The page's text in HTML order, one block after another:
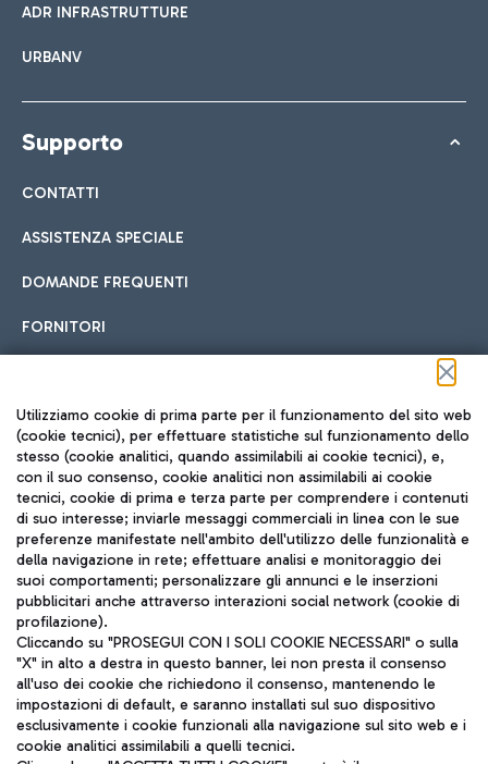
ADR INFRASTRUTTURE
URBANV
Supporto
CONTATTI
ASSISTENZA SPECIALE
DOMANDE FREQUENTI
FORNITORI
Seguici sui social
TRAVEL JOURNAL
ITA
Aeroporti di Roma S.p.A. - Società soggetta a direzione e
Utilizziamo cookie di prima parte per il funzionamento del sito web
(cookie tecnici), per effettuare statistiche sul funzionamento dello
stesso (cookie analitici, quando assimilabili ai cookie tecnici), e,
con il suo consenso, cookie analitici non assimilabili ai cookie
tecnici, cookie di prima e terza parte per comprendere i contenuti
di suo interesse; inviarle messaggi commerciali in linea con le sue
preferenze manifestate nell'ambito dell'utilizzo delle funzionalità e
della navigazione in rete; effettuare analisi e monitoraggio dei
suoi comportamenti; personalizzare gli annunci e le inserzioni
pubblicitari anche attraverso interazioni social network (cookie di
profilazione).
Cliccando su "PROSEGUI CON I SOLI COOKIE NECESSARI" o sulla
"X" in alto a destra in questo banner, lei non presta il consenso
all'uso dei cookie che richiedono il consenso, mantenendo le
impostazioni di default, e saranno installati sul suo dispositivo
esclusivamente i cookie funzionali alla navigazione sul sito web e i
cookie analitici assimilabili a quelli tecnici.